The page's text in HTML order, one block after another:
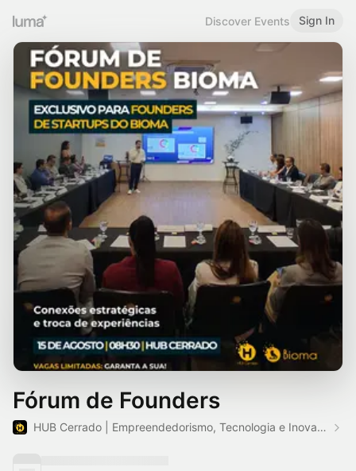
Discover Events Sign In
Fórum de Founders
HUB Cerrado | Empreendedorismo, Tecnologia e Inovação